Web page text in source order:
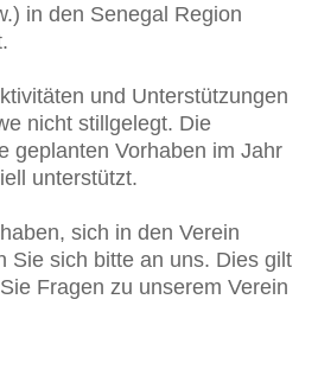
in den Senegal Region
und Unterstützungen
nicht stillgelegt. Die
geplanten Vorhaben im Jahr
unterstützt.
sich in den Verein
Sie sich bitte an uns. Dies gilt
Fragen zu unserem Verein